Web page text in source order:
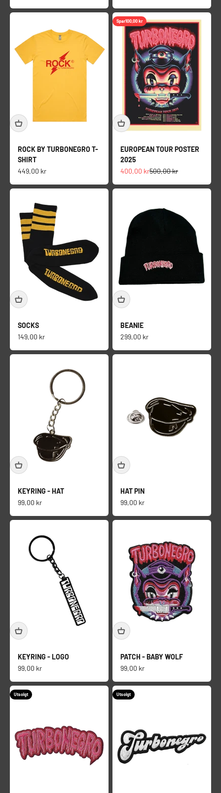
ROCK BY TURBONEGRO T-
SHIRT
Salgspris
449,00 kr
Spar100,00 kr
EUROPEAN TOUR POSTER
2025
Salgspris
400,00 krNormalpris
500,00 kr
SOCKS
Salgspris
149,00 kr
BEANIE
Salgspris
299,00 kr
KEYRING - HAT
Salgspris
99,00 kr
HAT PIN
Salgspris
99,00 kr
KEYRING - LOGO
Salgspris
99,00 kr
PATCH - BABY WOLF
Salgspris
99,00 kr
Utsolgt Utsolgt